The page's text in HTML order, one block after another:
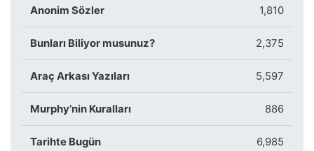
Anonim Sözler 1,810
Bunları Biliyor musunuz? 2,375
Araç Arkası Yazıları 5,597
Murphy’nin Kuralları 886
Tarihte Bugün 6,985